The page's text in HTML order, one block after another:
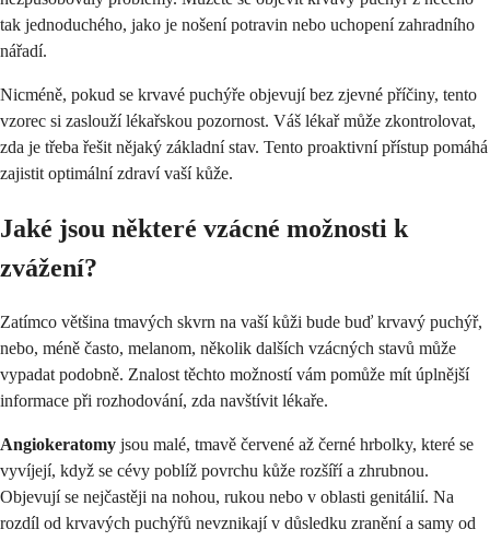
tak jednoduchého, jako je nošení potravin nebo uchopení zahradního
nářadí.
Nicméně, pokud se krvavé puchýře objevují bez zjevné příčiny, tento
vzorec si zaslouží lékařskou pozornost. Váš lékař může zkontrolovat,
zda je třeba řešit nějaký základní stav. Tento proaktivní přístup pomáhá
zajistit optimální zdraví vaší kůže.
Jaké jsou některé vzácné možnosti k
zvážení?
Zatímco většina tmavých skvrn na vaší kůži bude buď krvavý puchýř,
nebo, méně často, melanom, několik dalších vzácných stavů může
vypadat podobně. Znalost těchto možností vám pomůže mít úplnější
informace při rozhodování, zda navštívit lékaře.
Angiokeratomy jsou malé, tmavě červené až černé hrbolky, které se
vyvíjejí, když se cévy poblíž povrchu kůže rozšíří a zhrubnou.
Objevují se nejčastěji na nohou, rukou nebo v oblasti genitálií. Na
rozdíl od krvavých puchýřů nevznikají v důsledku zranění a samy od